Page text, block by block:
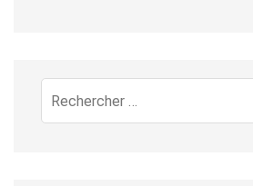
Recherche
pour